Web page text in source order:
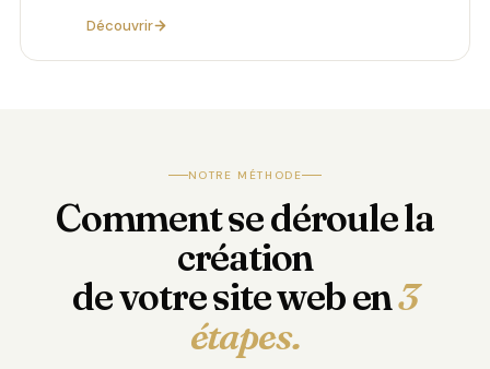
Découvrir
NOTRE MÉTHODE
Comment se déroule la
création
de votre site web en3
étapes.